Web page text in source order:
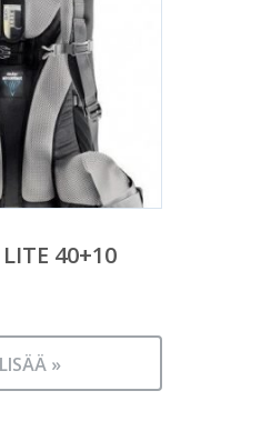
40+10
»